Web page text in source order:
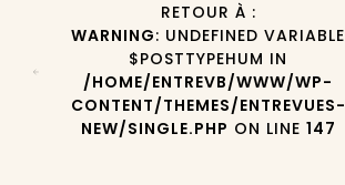
RETOUR À :
WARNING: UNDEFINED VARIABLE
$POSTTYPEHUM IN
/HOME/ENTREVB/WWW/WP-
CONTENT/THEMES/ENTREVUES-
NEW/SINGLE.PHP ON LINE 147